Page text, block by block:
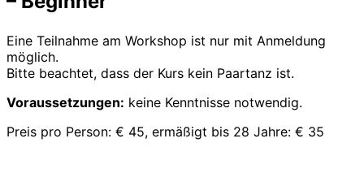
Eine Teilnahme am Workshop ist nur mit Anmeldung
möglich.
Bitte beachtet, dass der Kurs kein Paartanz ist.
Voraussetzungen: keine Kenntnisse notwendig.
Preis pro Person: € 45, ermäßigt bis 28 Jahre: € 35